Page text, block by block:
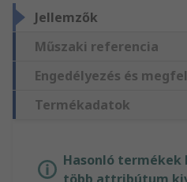
Jellemzők
Műszaki referencia
Engedélyezés és
Termékadatok
Hasonló termékek